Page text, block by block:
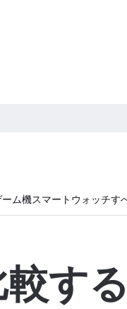
ーム機スマートウォッチす
す